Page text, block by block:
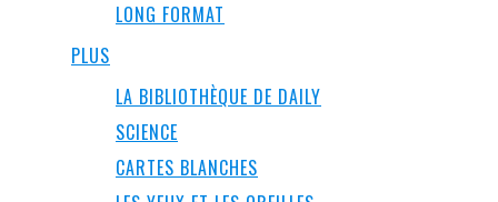
LONG FORMAT
PLUS
LA BIBLIOTHÈQUE DE DAILY
SCIENCE
CARTES BLANCHES